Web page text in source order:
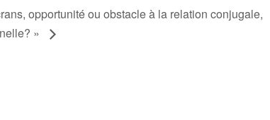
opportunité ou obstacle à la relation conjugale,
»